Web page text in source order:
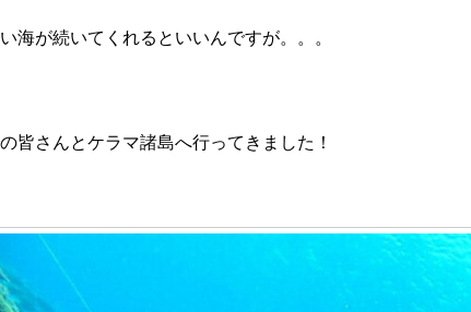
海が続いてくれるといいんですが。。。
皆さんとケラマ諸島へ行ってきました！